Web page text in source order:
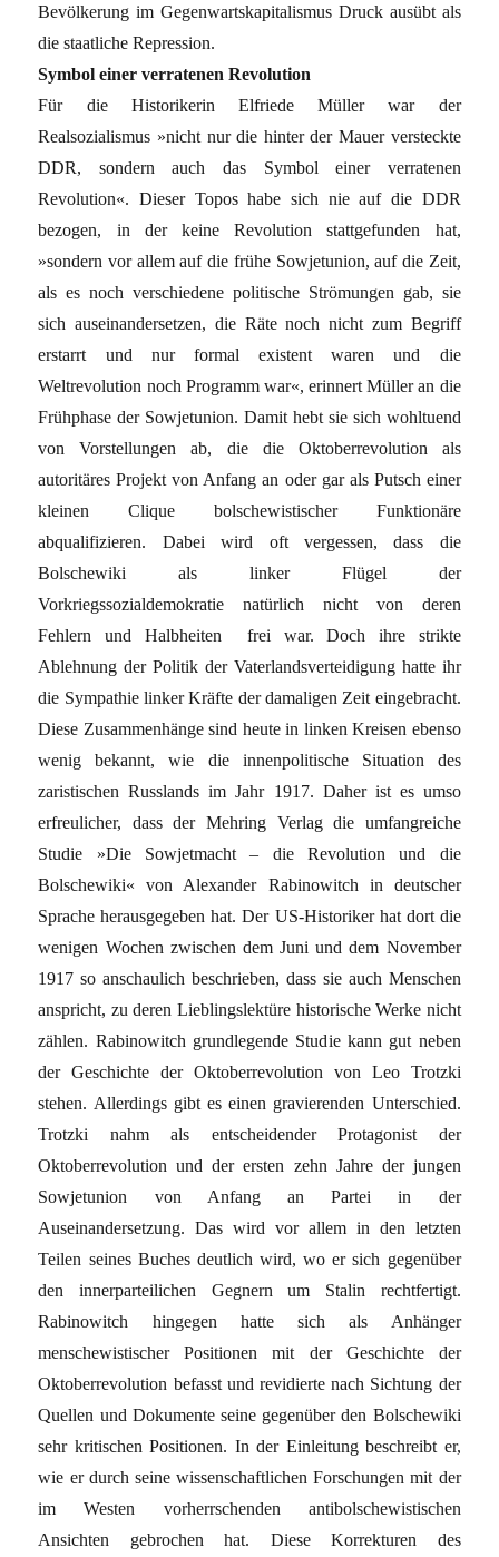
Bevölkerung im Gegenwartskapitalismus Druck ausübt als
die staatliche Repression.
Symbol einer verratenen Revolution
Für die Historikerin Elfriede Müller war der
Realsozialismus »nicht nur die hinter der Mauer versteckte
DDR, sondern auch das Symbol einer verratenen
Revolution«. Dieser Topos habe sich nie auf die DDR
bezogen, in der keine Revolution stattgefunden hat,
»sondern vor allem auf die frühe Sowjetunion, auf die Zeit,
als es noch verschiedene politische Strömungen gab, sie
sich auseinandersetzen, die Räte noch nicht zum Begriff
erstarrt und nur formal existent waren und die
Weltrevolution noch Programm war«, erinnert Müller an die
Frühphase der Sowjetunion. Damit hebt sie sich wohltuend
von Vorstellungen ab, die die Oktoberrevolution als
autoritäres Projekt von Anfang an oder gar als Putsch einer
kleinen Clique bolschewistischer Funktionäre
abqualifizieren. Dabei wird oft vergessen, dass die
Bolschewiki als linker Flügel der
Vorkriegssozialdemokratie natürlich nicht von deren
Fehlern und Halbheiten frei war. Doch ihre strikte
Ablehnung der Politik der Vaterlandsverteidigung hatte ihr
die Sympathie linker Kräfte der damaligen Zeit eingebracht.
Diese Zusammenhänge sind heute in linken Kreisen ebenso
wenig bekannt, wie die innenpolitische Situation des
zaristischen Russlands im Jahr 1917. Daher ist es umso
erfreulicher, dass der Mehring Verlag die umfangreiche
Studie »Die Sowjetmacht – die Revolution und die
Bolschewiki« von Alexander Rabinowitch in deutscher
Sprache herausgegeben hat. Der US-Historiker hat dort die
wenigen Wochen zwischen dem Juni und dem November
1917 so anschaulich beschrieben, dass sie auch Menschen
anspricht, zu deren Lieblingslektüre historische Werke nicht
zählen. Rabinowitch grundlegende Studie kann gut neben
der Geschichte der Oktoberrevolution von Leo Trotzki
stehen. Allerdings gibt es einen gravierenden Unterschied.
Trotzki nahm als entscheidender Protagonist der
Oktoberrevolution und der ersten zehn Jahre der jungen
Sowjetunion von Anfang an Partei in der
Auseinandersetzung. Das wird vor allem in den letzten
Teilen seines Buches deutlich wird, wo er sich gegenüber
den innerparteilichen Gegnern um Stalin rechtfertigt.
Rabinowitch hingegen hatte sich als Anhänger
menschewistischer Positionen mit der Geschichte der
Oktoberrevolution befasst und revidierte nach Sichtung der
Quellen und Dokumente seine gegenüber den Bolschewiki
sehr kritischen Positionen. In der Einleitung beschreibt er,
wie er durch seine wissenschaftlichen Forschungen mit der
im Westen vorherrschenden antibolschewistischen
Ansichten gebrochen hat. Diese Korrekturen des